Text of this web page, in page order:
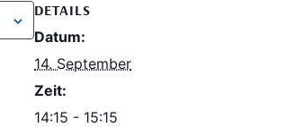
DETAILS
Datum:
14. September
Zeit:
14:15 - 15:15